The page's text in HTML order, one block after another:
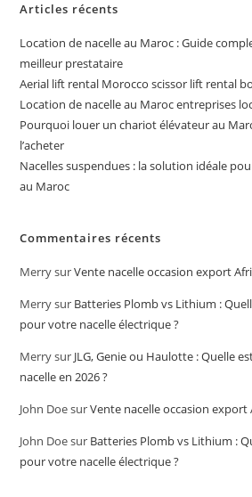
Articles récents
Location de nacelle au Maroc : Guide
meilleur prestataire
Aerial lift rental Morocco scissor lift rental
Location de nacelle au Maroc entreprises
Pourquoi louer un chariot élévateur au
l’acheter
Nacelles suspendues : la solution idéale
au Maroc
Commentaires récents
MerrysurVente nacelle occasion export
Merrysur Batteries Plomb vs Lithium :
pour votre nacelle électrique ?
Merrysur JLG, Genie ou Haulotte : Quelle
nacelle en 2026 ?
John DoesurVente nacelle occasion export
John Doesur Batteries Plomb vs Lithium :
pour votre nacelle électrique ?